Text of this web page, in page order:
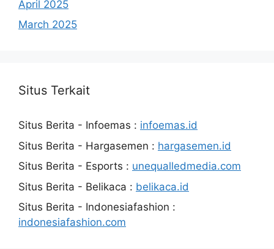
April 2025
March 2025
Situs Terkait
Situs Berita - Infoemas : infoemas.id
Situs Berita - Hargasemen : hargasemen.id
Situs Berita - Esports : unequalledmedia.com
Situs Berita - Belikaca : belikaca.id
Situs Berita - Indonesiafashion :
indonesiafashion.com